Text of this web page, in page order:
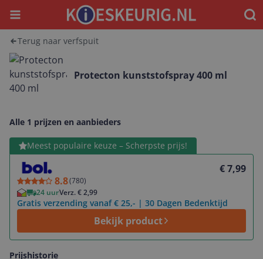
Menu
Terug naar verfspuit
Protecton kunststofspray 400 ml
Alle 1 prijzen en aanbieders
Meest populaire keuze – Scherpste prijs!
8.8(780)
€ 7,99
24 uurVerz. € 2,99
Gratis verzending vanaf € 25,- | 30 Dagen Bedenktijd
Bekijk product
Bekijk product
Prijshistorie